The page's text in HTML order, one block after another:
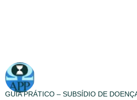
GUIA PRÁTICO – SUBSÍDIO DE